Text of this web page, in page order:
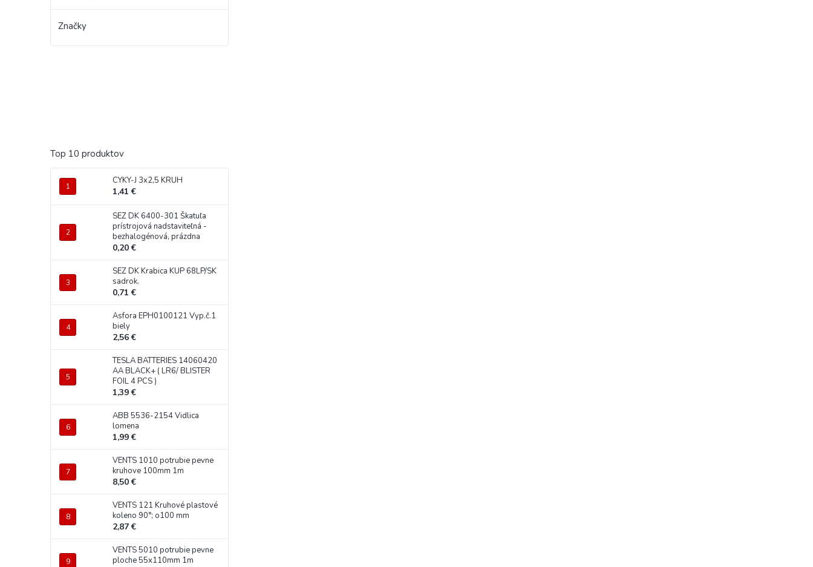
Značky
Top 10 produktov
CYKY-J 3x2,5 KRUH
1,41 €
SEZ DK 6400-301 Škatuľa
prístrojová nadstaviteľná -
bezhalogénová, prázdna
0,20 €
SEZ DK Krabica KUP 68LP/SK
sadrok.
0,71 €
Asfora EPH0100121 Vyp.č.1
biely
2,56 €
TESLA BATTERIES 14060420
AA BLACK+ ( LR6/ BLISTER
FOIL 4 PCS )
1,39 €
ABB 5536-2154 Vidlica
lomena
1,99 €
VENTS 1010 potrubie pevne
kruhove 100mm 1m
8,50 €
VENTS 121 Kruhové plastové
koleno 90°; o100 mm
2,87 €
VENTS 5010 potrubie pevne
ploche 55x110mm 1m